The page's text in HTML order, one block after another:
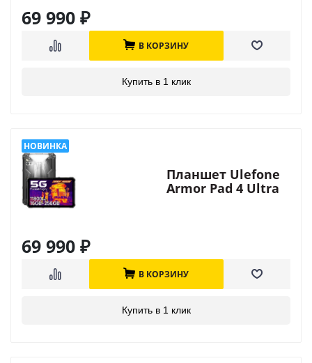
69 990 ₽
В КОРЗИНУ
Купить в 1 клик
Планшет Ulefone
Armor Pad 4 Ultra
69 990 ₽
В КОРЗИНУ
Купить в 1 клик